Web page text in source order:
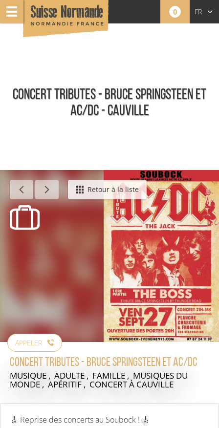
0 FR
CONCERT TRIBUTES - BRUCE SPRINGSTEEN ET
AC/DC - CAUVILLE
Événements Retour à la liste
APPELER
Concert Tributes - Bruce Springsteen et AC/DC
MUSIQUE , ADULTE , FAMILLE , MUSIQUES DU
MONDE , APÉRITIF , CONCERTÀ CAUVILLE
🎸 Reprise des concerts au Soubock ! 🎸